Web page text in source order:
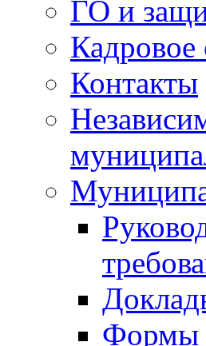
ГО и
Кадровое
Контакты
Формы